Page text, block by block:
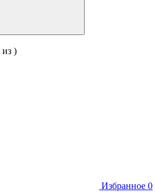
из )
Избранное 0